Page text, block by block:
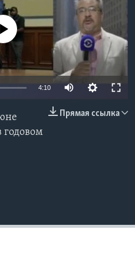
currently available
4:10
Прямая ссылка
годовом